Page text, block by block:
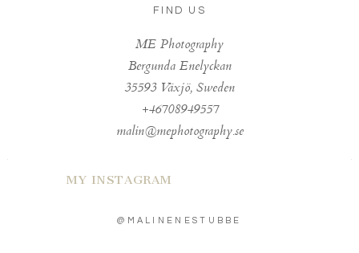
FIND US
ME Photography
Bergunda Enelyckan
35593 Växjö, Sweden
+46708949557
malin@mephotography.se
MY INSTAGRAM
@MALINENESTUBBE